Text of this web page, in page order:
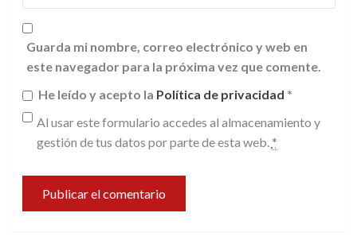
Guarda mi nombre, correo electrónico y web en
este navegador para la próxima vez que comente.
He leído y acepto la Política de privacidad *
Al usar este formulario accedes al almacenamiento y
gestión de tus datos por parte de esta web. *